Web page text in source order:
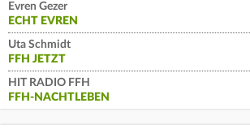
Evren Gezer
ECHT EVREN
Uta Schmidt
FFH JETZT
HIT RADIO FFH
FFH-NACHTLEBEN